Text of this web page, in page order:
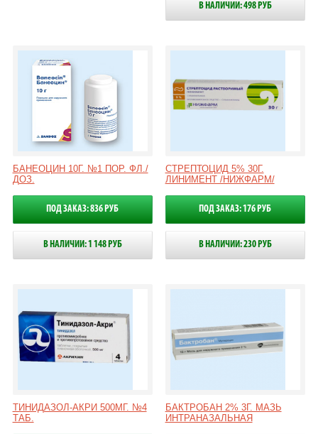
В НАЛИЧИИ: 498 РУБ
БАНЕОЦИН 10Г. №1 ПОР. ФЛ./
ДОЗ.
ПОД ЗАКАЗ: 836 РУБ
В НАЛИЧИИ: 1 148 РУБ
СТРЕПТОЦИД 5% 30Г.
ЛИНИМЕНТ /НИЖФАРМ/
ПОД ЗАКАЗ: 176 РУБ
В НАЛИЧИИ: 230 РУБ
ТИНИДАЗОЛ-АКРИ 500МГ. №4
ТАБ.
БАКТРОБАН 2% 3Г. МАЗЬ
ИНТРАНАЗАЛЬНАЯ